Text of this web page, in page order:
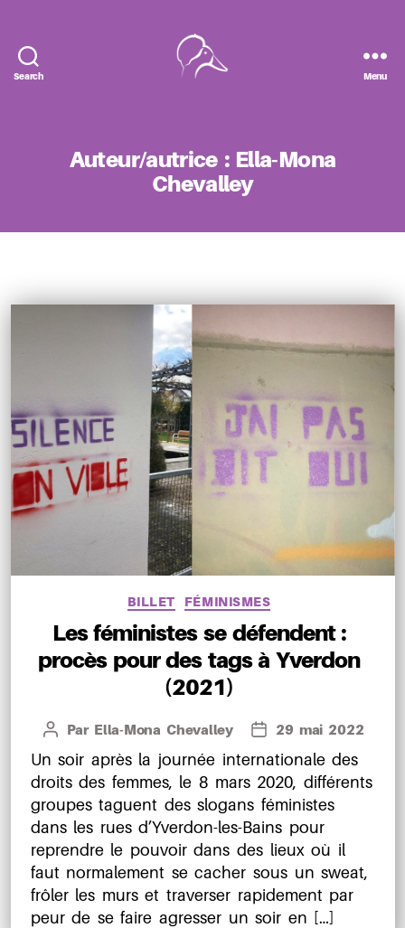
Search Menu
Auteur/autrice : Ella-Mona
Chevalley
Catégories
BILLET FÉMINISMES
Les féministes se défendent :
procès pour des tags à Yverdon
(2021)
Auteur
l’article
Par Ella-Mona Chevalley
Date
l’article
29 mai 2022
Un soir après la journée internationale des
droits des femmes, le 8 mars 2020, différents
groupes taguent des slogans féministes
dans les rues d’Yverdon-les-Bains pour
reprendre le pouvoir dans des lieux où il
faut normalement se cacher sous un sweat,
frôler les murs et traverser rapidement par
peur de se faire agresser un soir en […]